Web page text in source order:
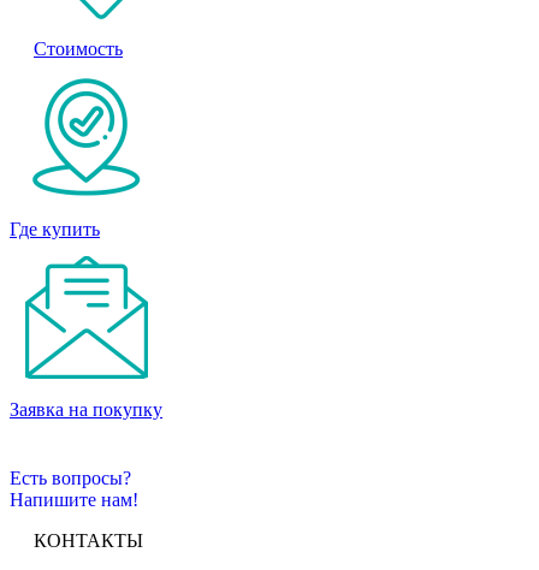
Стоимость
Где купить
Заявка на покупку
Есть вопросы?
Напишите нам!
КОНТАКТЫ